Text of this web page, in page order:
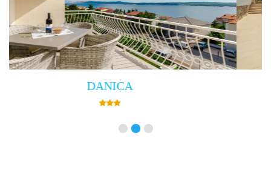
Villa Empress